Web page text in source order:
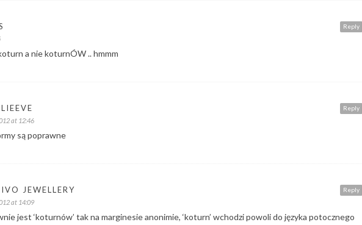
Reply
a nie koturnÓW .. hmmm
Reply
at 12:46
są poprawne
Reply
JEWELLERY
at 14:09
jest ‘koturnów’ tak na marginesie anonimie, ‘koturn’ wchodzi powoli do języka potocznego